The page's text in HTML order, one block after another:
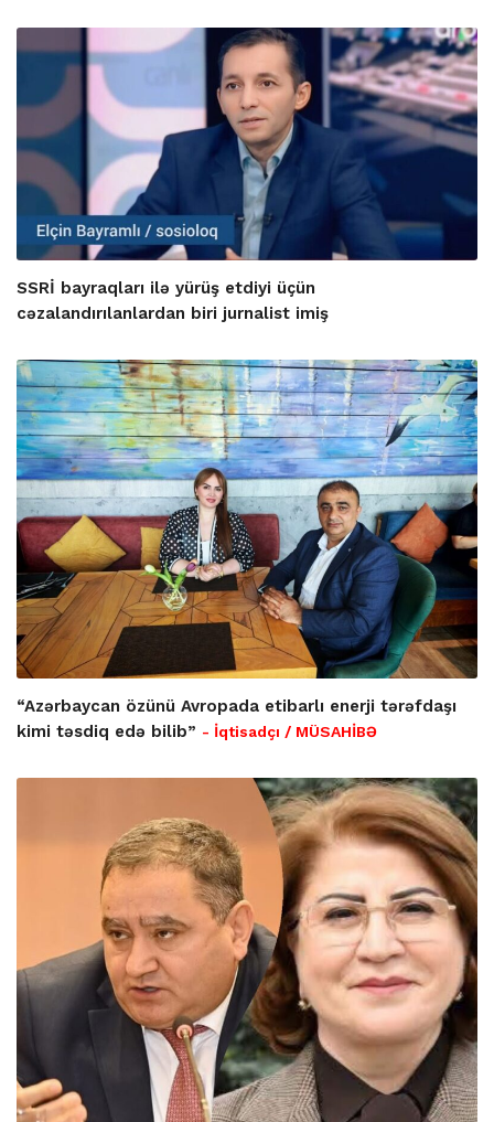
SSRİ bayraqları ilə yürüş etdiyi üçün
cəzalandırılanlardan biri jurnalist imiş
“Azərbaycan özünü Avropada etibarlı enerji tərəfdaşı
kimi təsdiq edə bilib” - İqtisadçı / MÜSAHİBƏ